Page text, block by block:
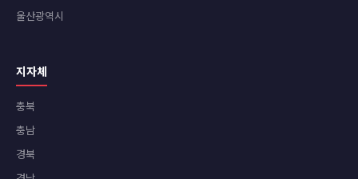
울산광역시
지자체
충북
충남
경북